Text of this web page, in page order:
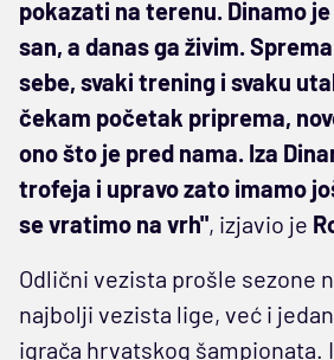
pokazati na terenu. Dinamo
san, a danas ga živim.
sebe, svaki trening i svaku
čekam početak priprema,
ono što je pred nama. Iza
trofeja i upravo zato imamo
se vratimo na vrh", izjavio je
Odlični vezista prošle sezone
najbolji vezista lige, već i
igrača hrvatskog šampionata.